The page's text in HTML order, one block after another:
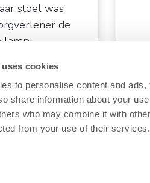
cookies
to personalise content and
share information about your
who may combine it with
from your use of their services.
stoel was
de
lamp